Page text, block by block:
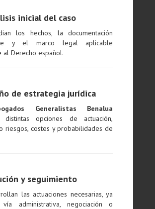
inicial del caso
los hechos, la documentación
y el marco legal aplicable
al Derecho español.
de estrategia jurídica
Generalistas Benalua
distintas opciones de actuación,
riesgos, costes y probabilidades de
y seguimiento
las actuaciones necesarias, ya
administrativa, negociación o